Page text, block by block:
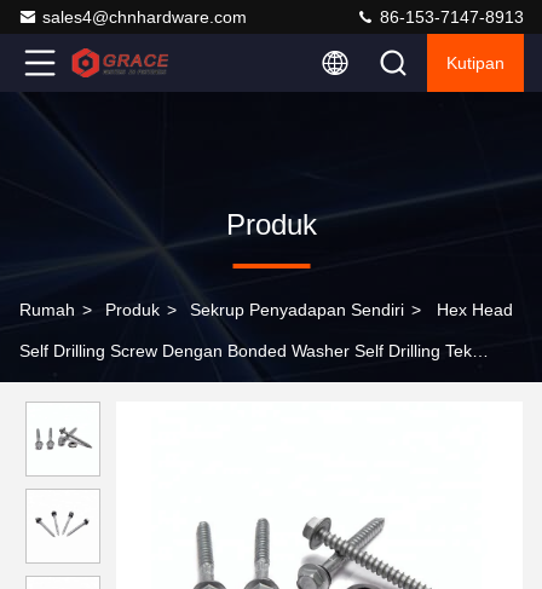
sales4@chnhardware.com 86-153-7147-8913
Kutipan
Produk
Rumah > Produk > Sekrup Penyadapan Sendiri > Hex Head
Self Drilling Screw Dengan Bonded Washer Self Drilling Tek